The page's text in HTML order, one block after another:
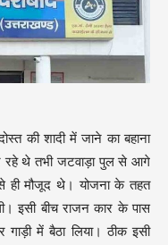
की शादी में जाने का बहाना
रहे थे तभी जटवाड़ा पुल से आगे
ही मौजूद थे। योजना के तहत
इसी बीच राजन कार के पास
में बैठा लिया। ठीक इसी